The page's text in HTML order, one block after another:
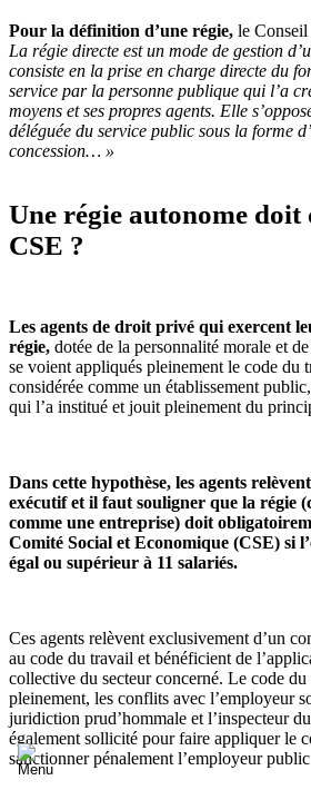
Pour la définition d’une régie, le Conseil
La régie directe est un mode de gestion
consiste en la prise en charge directe du
service par la personne publique qui l’a
moyens et ses propres agents. Elle
déléguée du service public sous la forme
concession… »
Une régie autonome
CSE ?
Les agents de droit privé qui exercent
régie, dotée de la personnalité morale et
se voient appliqués pleinement le code du
considérée comme un établissement
qui l’a institué et jouit pleinement du
Dans cette hypothèse, les agents
exécutif et il faut souligner que la régie
comme une entreprise) doit
Comité Social et Economique (CSE) si
égal ou supérieur à 11 salariés.
Ces agents relèvent exclusivement d’un
au code du travail et bénéficient de
collective du secteur concerné. Le code du
pleinement, les conflits avec l’employeur
juridiction prud’hommale et l’inspecteur
également sollicité pour faire appliquer le
sanctionner pénalement l’employeur